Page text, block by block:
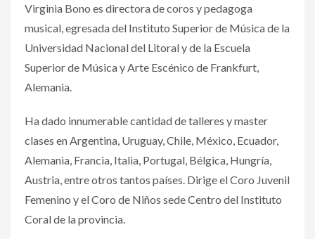
Virginia Bono es directora de coros y pedagoga
musical, egresada del Instituto Superior de Música de la
Universidad Nacional del Litoral y de la Escuela
Superior de Música y Arte Escénico de Frankfurt,
Alemania.
Ha dado innumerable cantidad de talleres y master
clases en Argentina, Uruguay, Chile, México, Ecuador,
Alemania, Francia, Italia, Portugal, Bélgica, Hungría,
Austria, entre otros tantos países. Dirige el Coro Juvenil
Femenino y el Coro de Niños sede Centro del Instituto
Coral de la provincia.